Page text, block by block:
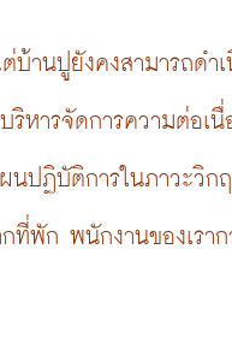
บ้านปูยังคงสามารถดำ
หารจัดการความต่อเนื่
นปฏิบัติการในภาวะวิก
ที่พัก พนักงานของเราก